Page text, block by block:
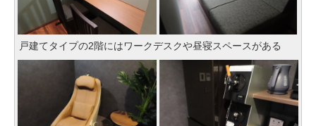
戸建てタイプの2階にはワークデスクや昼寝スペースがある